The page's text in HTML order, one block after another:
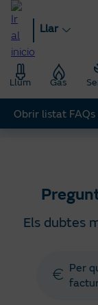
Anar
contingut
principal
Llar
Llum Gas
Llar Ajuda
Els dubtes
Per
Obrir listat FAQs